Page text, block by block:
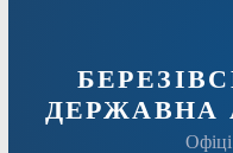
ДЕРЖАВНА